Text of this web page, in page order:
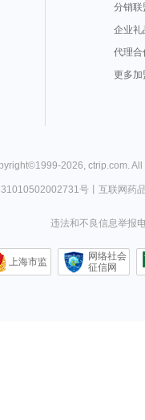
分销联
企业礼
代理合
更多加
1999-2026 ctrip.com .
号丨 互联网药
违法和不良信息举报
上海市监
网络社会
征信网